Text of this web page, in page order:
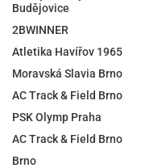
Budějovice
2BWINNER
Atletika Havířov 1965
Moravská Slavia Brno
AC Track & Field Brno
PSK Olymp Praha
AC Track & Field Brno
Brno